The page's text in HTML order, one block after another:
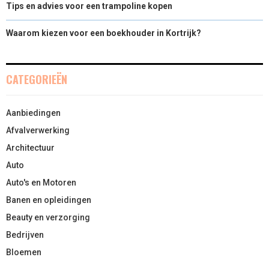
Tips en advies voor een trampoline kopen
Waarom kiezen voor een boekhouder in Kortrijk?
CATEGORIEËN
Aanbiedingen
Afvalverwerking
Architectuur
Auto
Auto's en Motoren
Banen en opleidingen
Beauty en verzorging
Bedrijven
Bloemen